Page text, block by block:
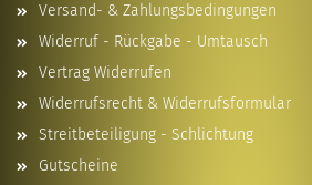
Versand- & Zahlungsbedingungen
Widerruf - Rückgabe - Umtausch
Vertrag Widerrufen
Widerrufsrecht & Widerrufsformular
Streitbeteiligung - Schlichtung
Gutscheine